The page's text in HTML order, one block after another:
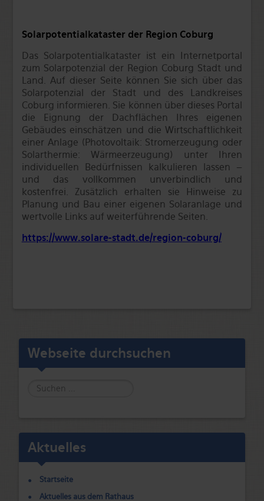
Solarpotentialkataster der Region Coburg
Das Solarpotentialkataster ist ein Internetportal
zum Solarpotenzial der Region Coburg Stadt und
Land. Auf dieser Seite können Sie sich über das
Solarpotenzial der Stadt und des Landkreises
Coburg informieren. Sie können über dieses Portal
die Eignung der Dachflächen Ihres eigenen
Gebäudes einschätzen und die Wirtschaftlichkeit
einer Anlage (Photovoltaik: Stromerzeugung oder
Solarthermie: Wärmeerzeugung) unter Ihren
individuellen Bedürfnissen kalkulieren lassen –
und das vollkommen unverbindlich und
kostenfrei. Zusätzlich erhalten sie Hinweise zu
Planung und Bau einer eigenen Solaranlage und
wertvolle Links auf weiterführende Seiten.
https://www.solare-stadt.de/region-coburg/
Webseite durchsuchen
Suche
Aktuelles
Startseite
Aktuelles aus dem Rathaus